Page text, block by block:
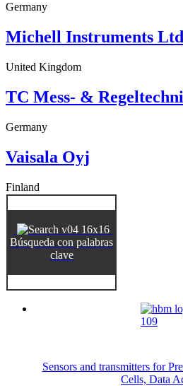
Germany
Michell Instruments
United Kingdom
TC Mess- &
Germany
Vaisala Oyj
Finland
Búsqueda con palabras
clave
Sensors and transmitters for
Cells, Data